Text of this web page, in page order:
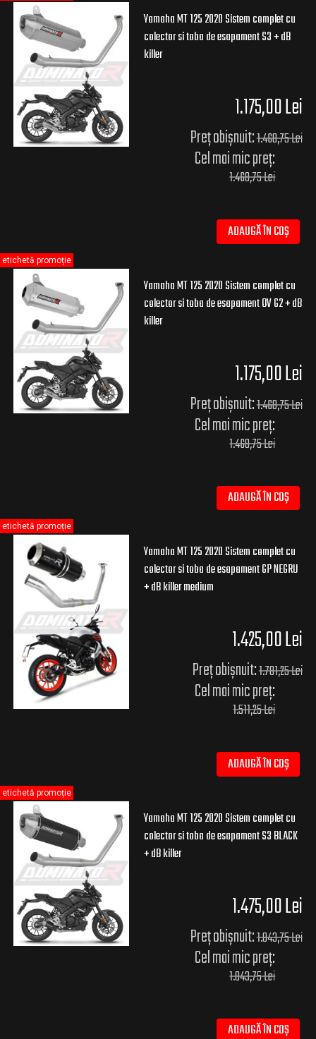
Yamaha MT 125 2020 Sistem complet cu
colector si toba de esapament S3 + dB
killer
1.175,00 Lei
Preț obișnuit:1.468,75 Lei
Cel mai mic preț:
1.468,75 Lei
ADAUGĂ ÎN COȘ
Yamaha MT 125 2020 Sistem complet cu
colector si toba de esapament OV G2 + dB
killer
1.175,00 Lei
Preț obișnuit:1.468,75 Lei
Cel mai mic preț:
1.468,75 Lei
ADAUGĂ ÎN COȘ
etichetă promoție
Yamaha MT 125 2020 Sistem complet cu
colector si toba de esapament GP NEGRU
+ dB killer medium
1.425,00 Lei
Preț obișnuit:1.781,25 Lei
Cel mai mic preț:
1.511,25 Lei
ADAUGĂ ÎN COȘ
etichetă promoție
Yamaha MT 125 2020 Sistem complet cu
colector si toba de esapament S3 BLACK
+ dB killer
1.475,00 Lei
Preț obișnuit:1.843,75 Lei
Cel mai mic preț:
1.843,75 Lei
ADAUGĂ ÎN COȘ
etichetă promoție